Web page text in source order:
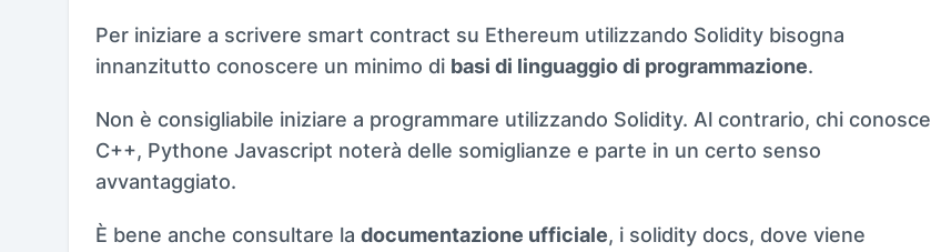
Per iniziare a scrivere smart contract su Ethereum utilizzando Solidity bisogna
innanzitutto conoscere un minimo di basi di linguaggio di programmazione.
Non è consigliabile iniziare a programmare utilizzando Solidity. Al contrario, chi conosce
C++, Pythone Javascript noterà delle somiglianze e parte in un certo senso
avvantaggiato.
È bene anche consultare la documentazione ufficiale, i solidity docs, dove viene